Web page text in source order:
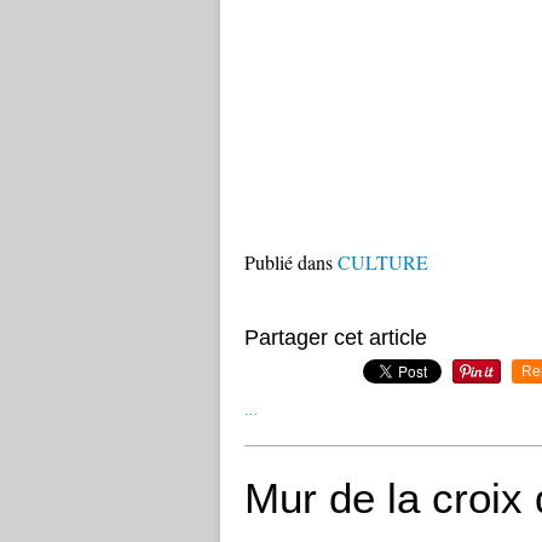
Publié dansCULTURE
Partager cet article
…
Mur de la croix